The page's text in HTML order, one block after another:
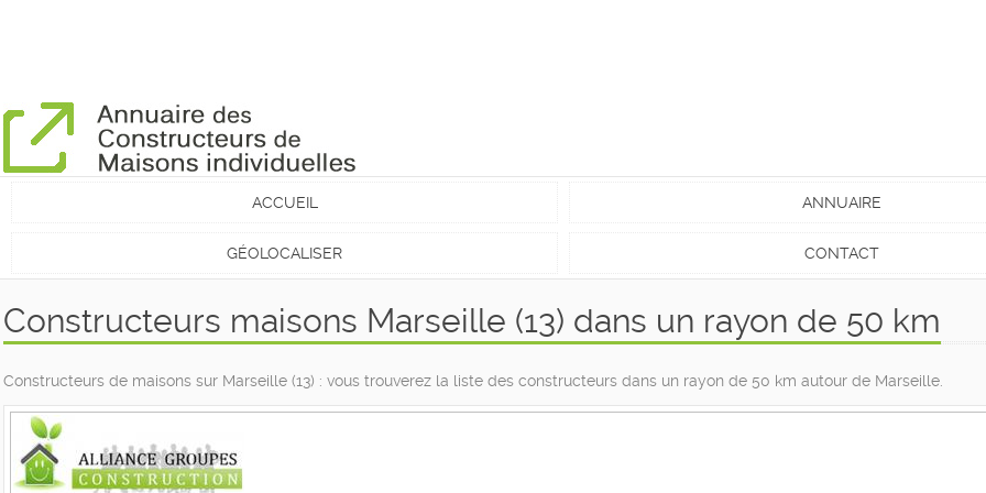
ACCUEIL ANNUAIRE
GÉOLOCALISER CONTACT
Constructeurs maisons Marseille (13) dans un rayon de 50 km
Constructeurs de maisons sur Marseille (13) : vous trouverez la liste des constructeurs dans un rayon de 50 km autour de Marseille.